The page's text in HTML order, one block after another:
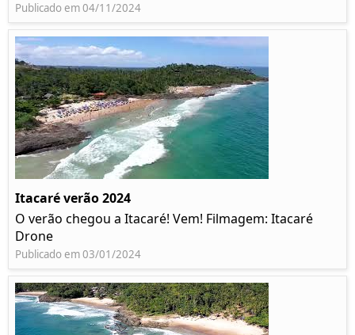
Publicado em 04/11/2024
Itacaré verão 2024
O verão chegou a Itacaré! Vem! Filmagem: Itacaré
Drone
Publicado em 03/01/2024